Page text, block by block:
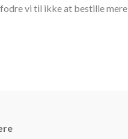
vi til ikke at bestille mere